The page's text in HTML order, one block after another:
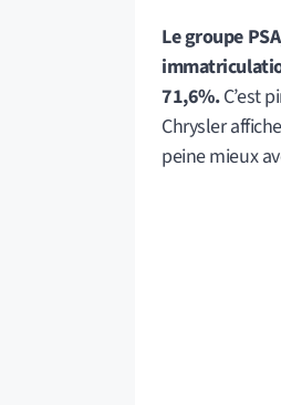
Le groupe
71,6%.C’est
Chrysler
peine mieux